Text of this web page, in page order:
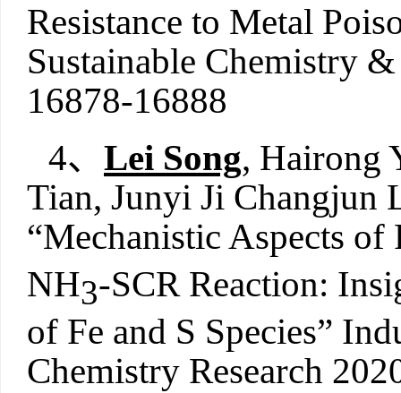
Resistance to Metal
Sustainable Chemistry
16878-16888
4、 Lei Song, Hairong
Tian, Junyi Ji Changjun
“Mechanistic Aspects of
NH3-SCR Reaction:
of Fe and S Species”
Chemistry Research